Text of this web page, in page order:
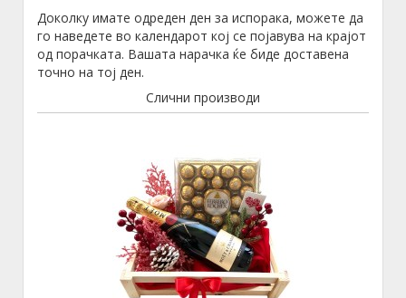
Доколку имате одреден ден за испорака, можете да
го наведете во календарот кој се појавува на крајот
од порачката. Вашата нарачка ќе биде доставена
точно на тој ден.
Слични производи